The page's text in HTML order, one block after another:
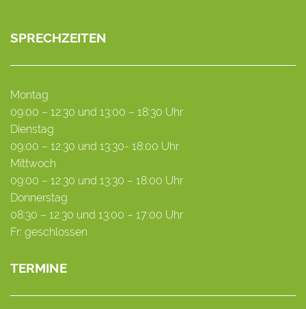
SPRECHZEITEN
Montag
09:00 – 12:30 und 13:00 – 18:30 Uhr
Dienstag
09:00 – 12:30 und 13:30- 18:00 Uhr
Mittwoch
09:00 – 12:30 und 13:30 – 18:00 Uhr
Donnerstag
08:30 – 12:30 und 13:00 – 17:00 Uhr
Fr: geschlossen
TERMINE